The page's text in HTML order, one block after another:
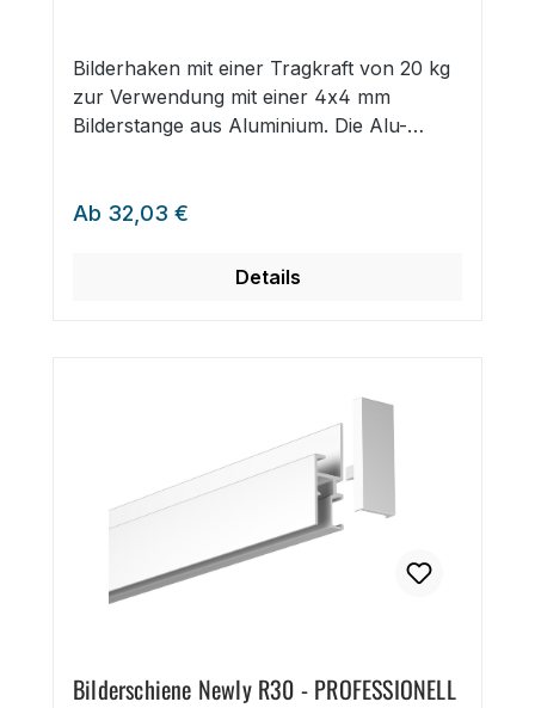
Bilderhaken mit einer Tragkraft von 20 kg
zur Verwendung mit einer 4x4 mm
Bilderstange aus Aluminium. Die Alu-
einfach in das offene J-Profil von Classic
speziellen Bilderhaken lassen sich einfach
Regulärer Preis:
Ab 32,03 €
Details
Bilderschiene Newly R30 - PROFESSIONELL